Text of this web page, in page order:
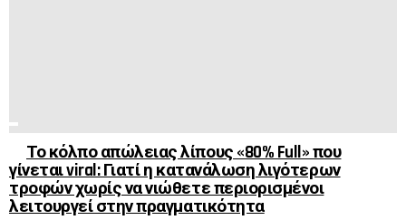
Το κόλπο απώλειας λίπους «80% Full» που
γίνεται viral: Γιατί η κατανάλωση λιγότερων
τροφών χωρίς να νιώθετε περιορισμένοι
λειτουργεί στην πραγματικότητα